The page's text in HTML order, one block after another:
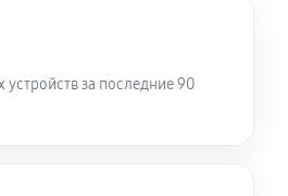
за последние 90